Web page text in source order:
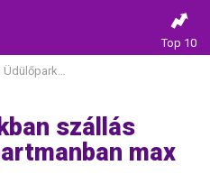
Top 10
kiadó vízparti apartmanban max 5+1 főnek
szállás
max